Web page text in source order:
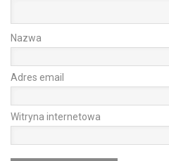
Nazwa
Adres email
Witryna internetowa